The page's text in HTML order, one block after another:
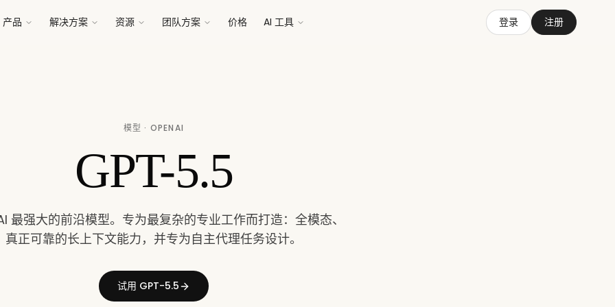
产品 解决方案 资源 团队方案 价格 AI 工具 登录 注册
模型 · OPENAI
GPT-5.5
最强大的前沿模型。专为最复杂的专业工作而打造：全模态、
真正可靠的长上下文能力，并专为自主代理任务设计。
试用 GPT-5.5